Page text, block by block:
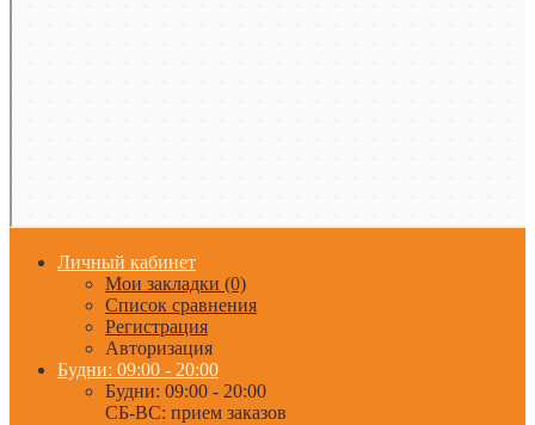
Личный кабинет
Мои закладки (0)
Список сравнения
Регистрация
Авторизация
Будни: 09:00 - 20:00
Будни: 09:00 - 20:00
СБ-ВС: прием заказов